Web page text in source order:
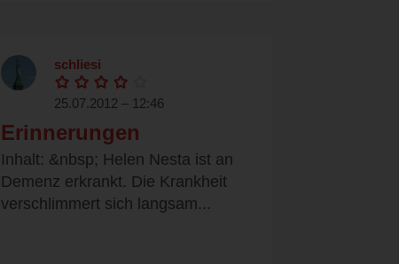
schliesi
25.07.2012 – 12:46
Erinnerungen
Inhalt: &nbsp; Helen Nesta ist an
Demenz erkrankt. Die Krankheit
verschlimmert sich langsam...